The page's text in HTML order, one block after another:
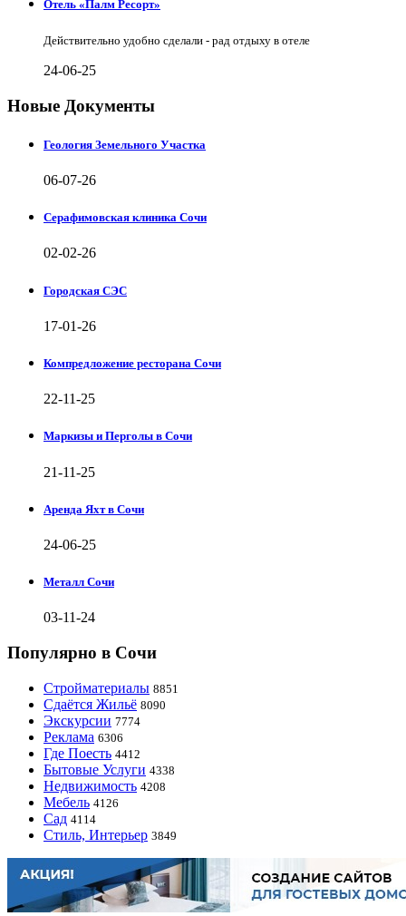
Отель «Палм Ресорт»
Действительно удобно сделали - рад отдыху в отеле
24-06-25
Новые Документы
Геология Земельного Участка
06-07-26
Серафимовская клиника Сочи
02-02-26
Городская СЭС
17-01-26
Компредложение ресторана Сочи
22-11-25
Маркизы и Перголы в Сочи
21-11-25
Аренда Яхт в Сочи
24-06-25
Металл Сочи
03-11-24
Популярно в Сочи
Стройматериалы 8851
Сдаётся Жильё 8090
Экскурсии 7774
Реклама 6306
Где Поесть 4412
Бытовые Услуги 4338
Недвижимость 4208
Мебель 4126
Сад 4114
Стиль, Интерьер 3849